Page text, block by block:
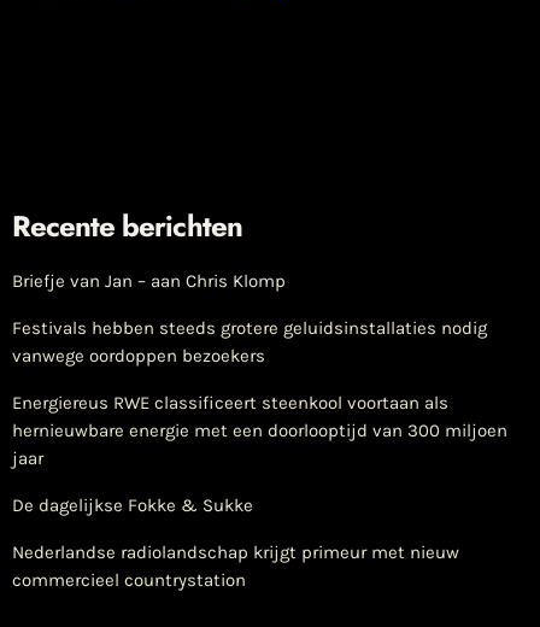
Recente berichten
Briefje van Jan – aan Chris Klomp
Festivals hebben steeds grotere geluidsinstallaties nodig
vanwege oordoppen bezoekers
Energiereus RWE classificeert steenkool voortaan als
hernieuwbare energie met een doorlooptijd van 300 miljoen
jaar
De dagelijkse Fokke & Sukke
Nederlandse radiolandschap krijgt primeur met nieuw
commercieel countrystation